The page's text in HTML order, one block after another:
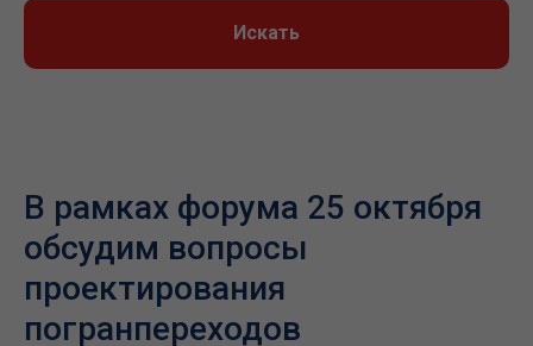
Искать
В рамках форума 25 октября
обсудим вопросы
проектирования
погранпереходов